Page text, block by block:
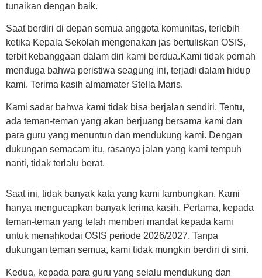
tunaikan dengan baik.
Saat berdiri di depan semua anggota komunitas, terlebih
ketika Kepala Sekolah mengenakan jas bertuliskan OSIS,
terbit kebanggaan dalam diri kami berdua.Kami tidak pernah
menduga bahwa peristiwa seagung ini, terjadi dalam hidup
kami. Terima kasih almamater Stella Maris.
Kami sadar bahwa kami tidak bisa berjalan sendiri. Tentu,
ada teman-teman yang akan berjuang bersama kami dan
para guru yang menuntun dan mendukung kami. Dengan
dukungan semacam itu, rasanya jalan yang kami tempuh
nanti, tidak terlalu berat.
Saat ini, tidak banyak kata yang kami lambungkan. Kami
hanya mengucapkan banyak terima kasih. Pertama, kepada
teman-teman yang telah memberi mandat kepada kami
untuk menahkodai OSIS periode 2026/2027. Tanpa
dukungan teman semua, kami tidak mungkin berdiri di sini.
Kedua, kepada para guru yang selalu mendukung dan